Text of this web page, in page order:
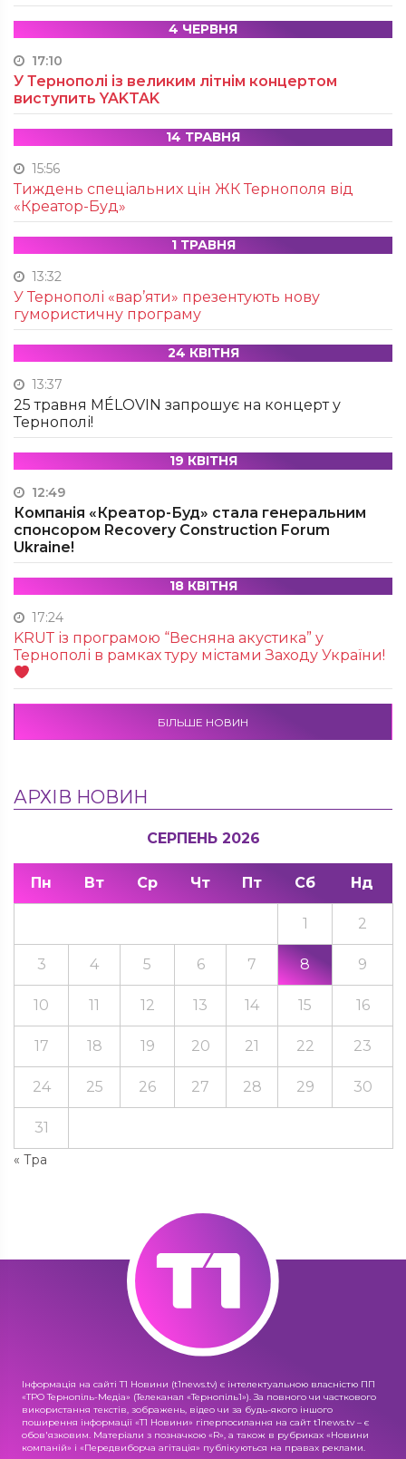
4 ЧЕРВНЯ
17:10
У Тернополі із великим літнім концертом
виступить YAKTAK
14 ТРАВНЯ
15:56
Тиждень спеціальних цін ЖК Тернополя від
«Креатор-Буд»
1 ТРАВНЯ
13:32
У Тернополі «вар’яти» презентують нову
гумористичну програму
24 КВІТНЯ
13:37
25 травня MÉLOVIN запрошує на концерт у
Тернополі!
19 КВІТНЯ
12:49
Компанія «Креатор-Буд» стала генеральним
спонсором Recovery Construction Forum
Ukraine!
18 КВІТНЯ
17:24
KRUТ із програмою “Весняна акустика” у
Тернополі в рамках туру містами Заходу України!
БІЛЬШЕ НОВИН
АРХІВ НОВИН
СЕРПЕНЬ 2026
Пн Вт Ср Чт Пт Сб Нд
« Тра
1 2
3 4 5 6 7 8 9
10 11 12 13 14 15 16
17 18 19 20 21 22 23
24 25 26 27 28 29 30
31
Інформація на сайті Т1 Новини (t1news.tv) є інтелектуальною власністю ПП
«ТРО Тернопіль-Медіа» (Телеканал «Тернопіль1»). За повного чи часткового
використання текстів, зображень, відео чи за будь-якого іншого
поширення інформації «Т1 Новини» гіперпосилання на сайт t1news.tv – є
обов'язковим. Матеріали з позначкою «R», а також в рубриках «Новини
компаній» і «Передвиборча агітація» публікуються на правах реклами.